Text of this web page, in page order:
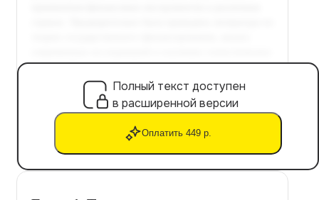
Полный текст доступен
в расширенной версии
Оплатить 449 р.